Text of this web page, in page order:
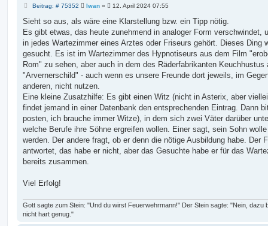
Beitrag: # 75352B
i
r
a
Iwan» 12. April 2024 07:55
Sieht so aus, als wäre eine Klarstellung bzw. ein Tipp nötig.
Es gibt etwas, das heute zunehmend in analoger Form verschwindet,
in jedes Wartezimmer eines Arztes oder Friseurs gehört. Dieses Ding
gesucht. Es ist im Wartezimmer des Hypnotiseurs aus dem Film
Rom" zu sehen, aber auch in dem des Räderfabrikanten Keuchhustus
"Arvernerschild" - auch wenn es unsere Freunde dort jeweils, im
anderen, nicht nutzen.
Eine kleine Zusatzhilfe: Es gibt einen Witz (nicht in Asterix, aber
findet jemand in einer Datenbank den entsprechenden Eintrag. Dann
posten, ich brauche immer Witze), in dem sich zwei Väter darüber
welche Berufe ihre Söhne ergreifen wollen. Einer sagt, sein Sohn
werden. Der andere fragt, ob er denn die nötige Ausbildung habe. Der
antwortet, das habe er nicht, aber das Gesuchte habe er für das
bereits zusammen.
Viel Erfolg!
Gott sagte zum Stein: "Und du wirst Feuerwehrmann!" Der Stein sagte: "Nein, dazu
nicht hart genug."